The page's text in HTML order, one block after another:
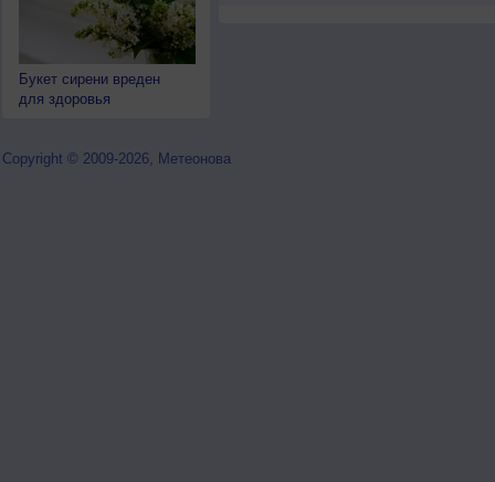
Букет сирени вреден
для здоровья
Copyright © 2009-2026, Метеонова